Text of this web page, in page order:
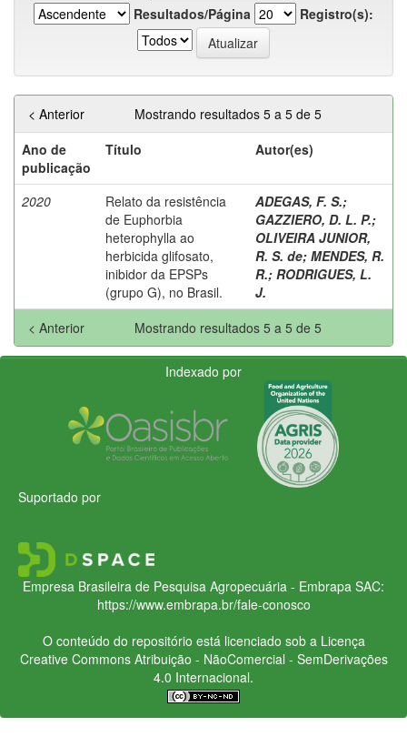
Resultados/Página
Registro(s):
Mostrando resultados 5 a 5 de 5
< Anterior
Ano de
publicação
Título Autor(es)
2020
Relato da resistência
de Euphorbia
heterophylla ao
herbicida glifosato,
inibidor da EPSPs
(grupo G), no Brasil.
ADEGAS, F. S.;
GAZZIERO, D. L. P.;
OLIVEIRA JUNIOR,
R. S. de; MENDES, R.
R.; RODRIGUES, L.
J.
Mostrando resultados 5 a 5 de 5
< Anterior
Indexado por
Suportado por
Empresa Brasileira de Pesquisa Agropecuária - Embrapa SAC:
https://www.embrapa.br/fale-conosco
O conteúdo do repositório está licenciado sob a Licença
Creative CommonsAtribuição - NãoComercial - SemDerivações
4.0 Internacional.